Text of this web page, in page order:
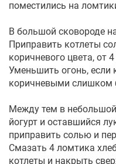
поместились на
В большой сковороде
Приправить котлеты
коричневого цвета, от
Уменьшить огонь, если
коричневыми слишком
Между тем в
йогурт и оставшийся
приправить солью и
Смазать 4 ломтика
котлеты и накрыть